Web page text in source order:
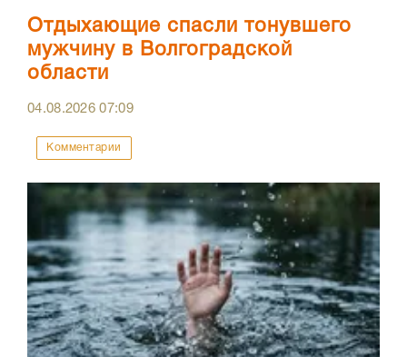
Отдыхающие спасли тонувшего
мужчину в Волгоградской
области
04.08.202607:09
Комментарии